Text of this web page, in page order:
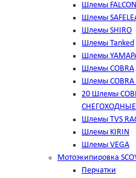
Шлемы FALCON
Шлемы
Шлемы SHIRO
Шлемы Tanked
Шлемы
Шлемы COBRA
Шлемы COBRA
20 Шлемы
СНЕГОХОДНЫЕ
Шлемы TVS
Шлемы KIRIN
Шлемы VEGA
Мотоэкипировка
Перчатки